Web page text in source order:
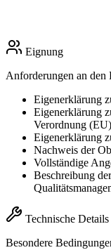
Eignung
Anforderungen an den
Eigenerklärung
Eigenerklärung
Verordnung
Eigenerklärung
Nachweis der
Vollständige
Beschreibung
Technische Details
Besondere